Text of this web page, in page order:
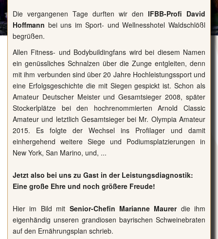
Die vergangenen Tage durften wir den IFBB-Profi David
Hoffmann bei uns im Sport- und Wellnesshotel Waldschlößl
begrüßen.
Allen Fitness- und Bodybuildingfans wird bei diesem Namen
ein genüssliches Schnalzen über die Zunge entgleiten, denn
mit ihm verbunden sind über 20 Jahre Hochleistungssport und
eine Erfolgsgeschichte die mit Siegen gespickt ist. Schon als
Amateur Deutscher Meister und Gesamtsieger 2008, später
Stockerlplätze bei den hochrenommierten Arnold Classic
Amateur und letztlich Gesamtsieger bei Mr. Olympia Amateur
2015. Es folgte der Wechsel ins Profilager und damit
einhergehend weitere Siege und Podiumsplatzierungen in
New York, San Marino, und, ...
Jetzt also bei uns zu Gast in der Leistungsdiagnostik:
Eine große Ehre und noch größere Freude!
Hier im Bild mit Senior-Chefin Marianne Maurerdie ihm
eigenhändig unseren grandiosen bayrischen Schweinebraten
auf den Ernährungsplan schrieb.